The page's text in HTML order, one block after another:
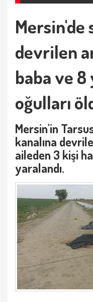
Mersin'de
devrilen
baba ve 8
oğulları
Mersin'in
kanalına
aileden 3 kişi
yaralandı.